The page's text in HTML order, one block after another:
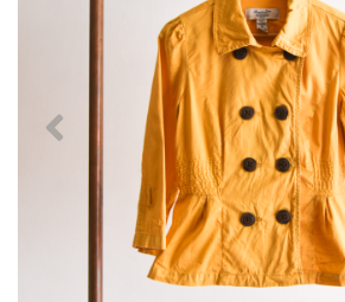
Previous